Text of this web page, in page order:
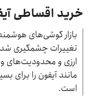
خرید اقساطی
بازار گوشی‌های
تغییرات چشمگیری
ارزی و محدودیت‌های
مانند آیفون را برای
است.